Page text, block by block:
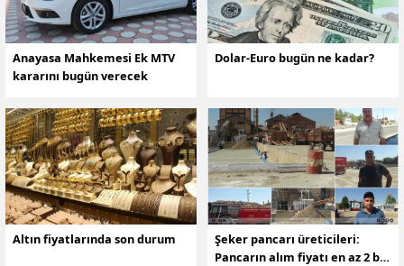
Anayasa Mahkemesi Ek MTV
kararını bugün verecek
Dolar-Euro bugün ne kadar?
Altın fiyatlarında son durum
Şeker pancarı üreticileri:
Pancarın alım fiyatı en az 2 bin